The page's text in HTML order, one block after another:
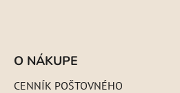
O NÁKUPE
CENNÍK POŠTOVNÉHO